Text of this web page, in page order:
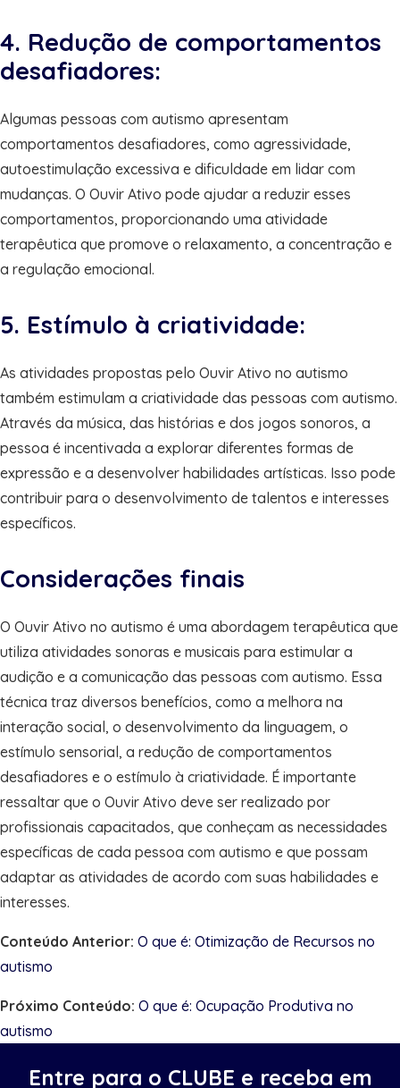
4. Redução de comportamentos
desafiadores:
Algumas pessoas com autismo apresentam
comportamentos desafiadores, como agressividade,
autoestimulação excessiva e dificuldade em lidar com
mudanças. O Ouvir Ativo pode ajudar a reduzir esses
comportamentos, proporcionando uma atividade
terapêutica que promove o relaxamento, a concentração e
a regulação emocional.
5. Estímulo à criatividade:
As atividades propostas pelo Ouvir Ativo no autismo
também estimulam a criatividade das pessoas com autismo.
Através da música, das histórias e dos jogos sonoros, a
pessoa é incentivada a explorar diferentes formas de
expressão e a desenvolver habilidades artísticas. Isso pode
contribuir para o desenvolvimento de talentos e interesses
específicos.
Considerações finais
O Ouvir Ativo no autismo é uma abordagem terapêutica que
utiliza atividades sonoras e musicais para estimular a
audição e a comunicação das pessoas com autismo. Essa
técnica traz diversos benefícios, como a melhora na
interação social, o desenvolvimento da linguagem, o
estímulo sensorial, a redução de comportamentos
desafiadores e o estímulo à criatividade. É importante
ressaltar que o Ouvir Ativo deve ser realizado por
profissionais capacitados, que conheçam as necessidades
específicas de cada pessoa com autismo e que possam
adaptar as atividades de acordo com suas habilidades e
interesses.
Conteúdo Anterior: O que é: Otimização de Recursos no
autismo
Próximo Conteúdo: O que é: Ocupação Produtiva no
autismo
Entre para o CLUBE e receba em